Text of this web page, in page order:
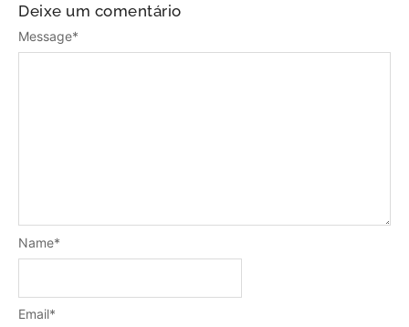
Deixe um comentário
Message*
Name*
Email*